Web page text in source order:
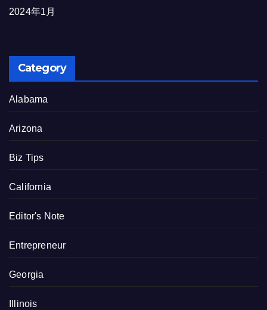
2024年1月
Category
Alabama
Arizona
Biz Tips
California
Editor's Note
Entrepreneur
Georgia
Illinois